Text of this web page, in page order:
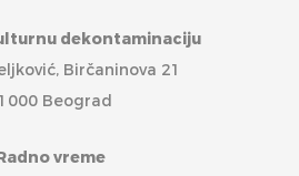
dekontaminaciju
Birčaninova 21
Beograd
vreme